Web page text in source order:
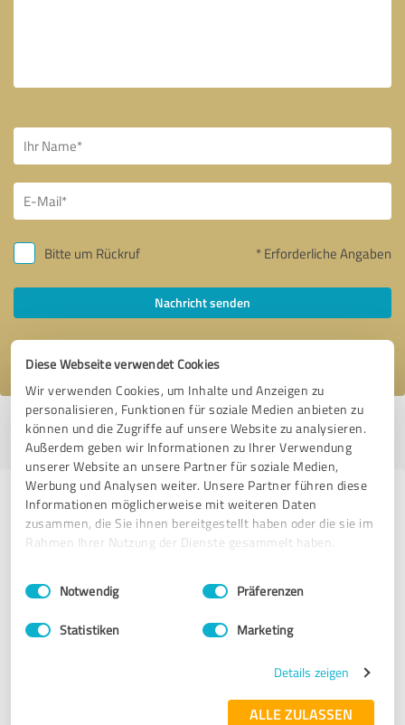
Diese Webseite verwendet Cookies
Wir verwenden Cookies, um Inhalte und Anzeigen zu
personalisieren, Funktionen für soziale Medien anbieten zu
können und die Zugriffe auf unsere Website zu analysieren.
Außerdem geben wir Informationen zu Ihrer Verwendung
unserer Website an unsere Partner für soziale Medien,
Werbung und Analysen weiter. Unsere Partner führen diese
Informationen möglicherweise mit weiteren Daten
zusammen, die Sie ihnen bereitgestellt haben oder die sie im
Rahmen Ihrer Nutzung der Dienste gesammelt haben.
Impressum Datenschutzbestimmungen
Einwilligungsauswahl
Notwendig Präferenzen
Statistiken Marketing
Details zeigen
ALLE ZULASSEN
Bitte um Rückruf * Erforderliche Angaben
Nachricht senden
Ich stimme den
Profil aktiv seit 28.04.2022 |Letzte Aktualisierung: 05.05.2025|Profil
melden
Erfahrungen zu weiteren
Anbietern aus dem Bereich
Venus BNI (Kirchheim u. Teck)